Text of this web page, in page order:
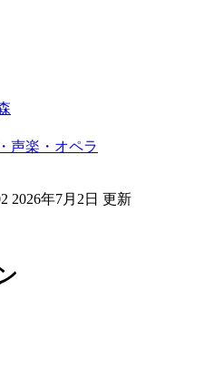
声楽・オペラ
2026年7月2日 更新